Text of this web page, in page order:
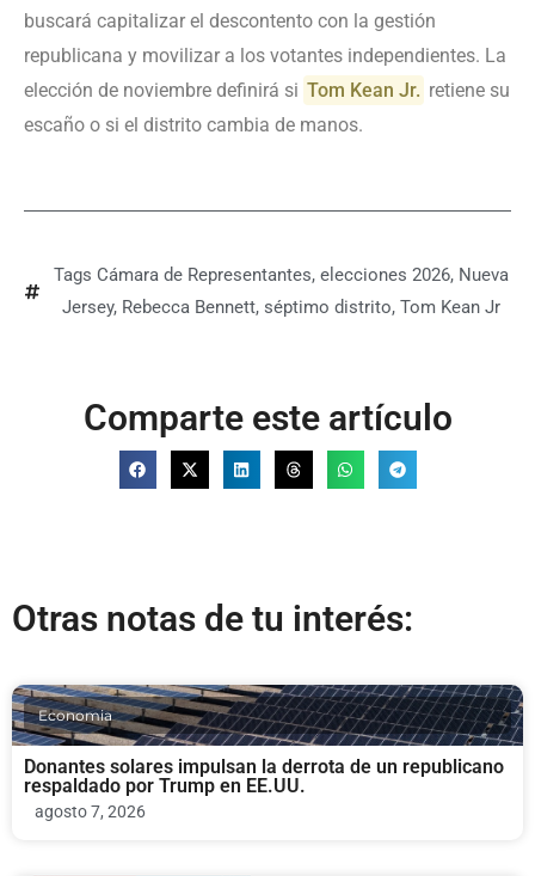
buscará capitalizar el descontento con la gestión
republicana y movilizar a los votantes independientes. La
elección de noviembre definirá si Tom Kean Jr. retiene su
escaño o si el distrito cambia de manos.
Tags Cámara de Representantes, elecciones 2026, Nueva
Jersey, Rebecca Bennett, séptimo distrito, Tom Kean Jr
Comparte este artículo
Otras notas de tu interés:
Economia
Donantes solares impulsan la derrota de un republicano
respaldado por Trump en EE.UU.
agosto 7, 2026